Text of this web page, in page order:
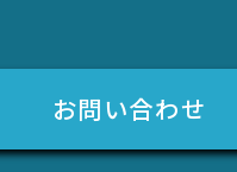
お問い合わせ